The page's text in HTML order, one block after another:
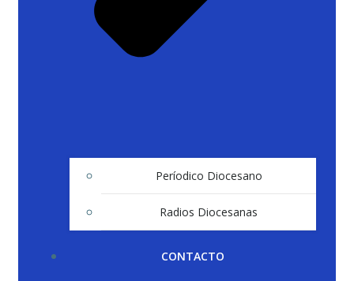
Períodico Diocesano
Radios Diocesanas
CONTACTO